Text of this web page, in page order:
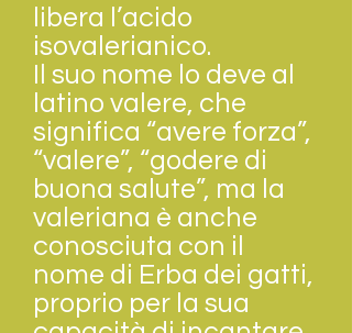
libera l’acido
isovalerianico.
Il suo nome lo deve al
latino valere, che
significa “avere forza”,
“valere”, “godere di
buona salute”, ma la
valeriana è anche
conosciuta con il
nome di Erba dei gatti,
proprio per la sua